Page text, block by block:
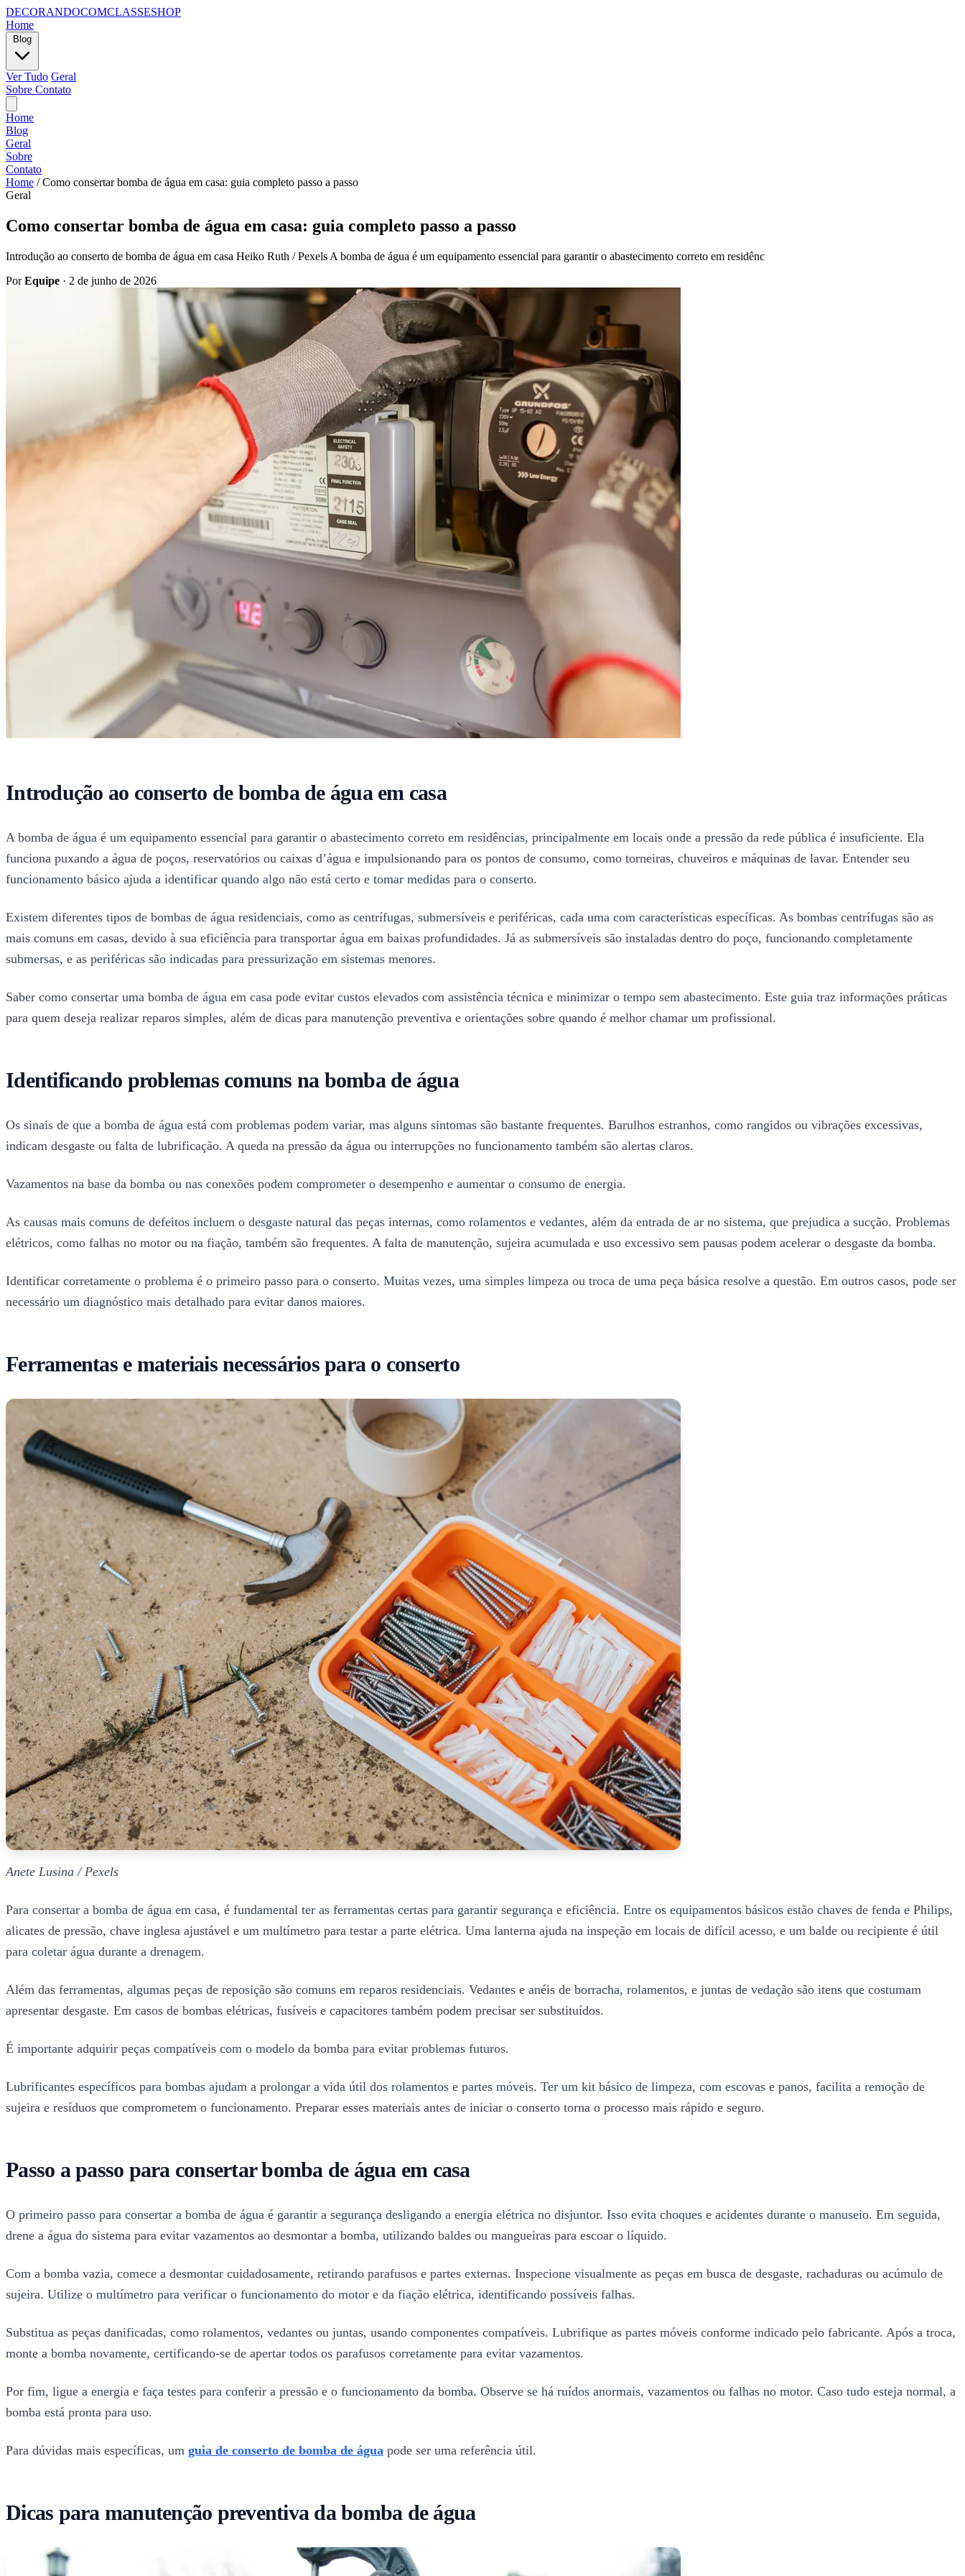
DECORANDOCOMCLASSESHOP
Home
Ver Tudo Geral
Sobre Contato
Home
Blog
Geral
Sobre
Contato
Home / Como consertar bomba de água em casa: guia completo passo a passo
Geral
Como consertar bomba de água em casa: guia completo passo a passo
Introdução ao conserto de bomba de água em casa Heiko Ruth / Pexels A bomba de água é um equipamento essencial para garantir o abastecimento correto em residênc
PorEquipe · 2 de junho de 2026
Introdução ao conserto de bomba de água em casa
A bomba de água é um equipamento essencial para garantir o abastecimento correto em residências, principalmente em locais onde a pressão da rede pública é insuficiente. Ela
funciona puxando a água de poços, reservatórios ou caixas d’água e impulsionando para os pontos de consumo, como torneiras, chuveiros e máquinas de lavar. Entender seu
funcionamento básico ajuda a identificar quando algo não está certo e tomar medidas para o conserto.
Existem diferentes tipos de bombas de água residenciais, como as centrífugas, submersíveis e periféricas, cada uma com características específicas. As bombas centrífugas são as
mais comuns em casas, devido à sua eficiência para transportar água em baixas profundidades. Já as submersíveis são instaladas dentro do poço, funcionando completamente
submersas, e as periféricas são indicadas para pressurização em sistemas menores.
Saber como consertar uma bomba de água em casa pode evitar custos elevados com assistência técnica e minimizar o tempo sem abastecimento. Este guia traz informações práticas
para quem deseja realizar reparos simples, além de dicas para manutenção preventiva e orientações sobre quando é melhor chamar um profissional.
Identificando problemas comuns na bomba de água
Os sinais de que a bomba de água está com problemas podem variar, mas alguns sintomas são bastante frequentes. Barulhos estranhos, como rangidos ou vibrações excessivas,
indicam desgaste ou falta de lubrificação. A queda na pressão da água ou interrupções no funcionamento também são alertas claros.
Vazamentos na base da bomba ou nas conexões podem comprometer o desempenho e aumentar o consumo de energia.
As causas mais comuns de defeitos incluem o desgaste natural das peças internas, como rolamentos e vedantes, além da entrada de ar no sistema, que prejudica a sucção. Problemas
elétricos, como falhas no motor ou na fiação, também são frequentes. A falta de manutenção, sujeira acumulada e uso excessivo sem pausas podem acelerar o desgaste da bomba.
Identificar corretamente o problema é o primeiro passo para o conserto. Muitas vezes, uma simples limpeza ou troca de uma peça básica resolve a questão. Em outros casos, pode ser
necessário um diagnóstico mais detalhado para evitar danos maiores.
Ferramentas e materiais necessários para o conserto
Anete Lusina / Pexels
Para consertar a bomba de água em casa, é fundamental ter as ferramentas certas para garantir segurança e eficiência. Entre os equipamentos básicos estão chaves de fenda e Philips,
alicates de pressão, chave inglesa ajustável e um multímetro para testar a parte elétrica. Uma lanterna ajuda na inspeção em locais de difícil acesso, e um balde ou recipiente é útil
para coletar água durante a drenagem.
Além das ferramentas, algumas peças de reposição são comuns em reparos residenciais. Vedantes e anéis de borracha, rolamentos, e juntas de vedação são itens que costumam
apresentar desgaste. Em casos de bombas elétricas, fusíveis e capacitores também podem precisar ser substituídos.
É importante adquirir peças compatíveis com o modelo da bomba para evitar problemas futuros.
Lubrificantes específicos para bombas ajudam a prolongar a vida útil dos rolamentos e partes móveis. Ter um kit básico de limpeza, com escovas e panos, facilita a remoção de
sujeira e resíduos que comprometem o funcionamento. Preparar esses materiais antes de iniciar o conserto torna o processo mais rápido e seguro.
Passo a passo para consertar bomba de água em casa
O primeiro passo para consertar a bomba de água é garantir a segurança desligando a energia elétrica no disjuntor. Isso evita choques e acidentes durante o manuseio. Em seguida,
drene a água do sistema para evitar vazamentos ao desmontar a bomba, utilizando baldes ou mangueiras para escoar o líquido.
Com a bomba vazia, comece a desmontar cuidadosamente, retirando parafusos e partes externas. Inspecione visualmente as peças em busca de desgaste, rachaduras ou acúmulo de
sujeira. Utilize o multímetro para verificar o funcionamento do motor e da fiação elétrica, identificando possíveis falhas.
Substitua as peças danificadas, como rolamentos, vedantes ou juntas, usando componentes compatíveis. Lubrifique as partes móveis conforme indicado pelo fabricante. Após a troca,
monte a bomba novamente, certificando-se de apertar todos os parafusos corretamente para evitar vazamentos.
Por fim, ligue a energia e faça testes para conferir a pressão e o funcionamento da bomba. Observe se há ruídos anormais, vazamentos ou falhas no motor. Caso tudo esteja normal, a
bomba está pronta para uso.
Para dúvidas mais específicas, um guia de conserto de bomba de água pode ser uma referência útil.
Dicas para manutenção preventiva da bomba de água